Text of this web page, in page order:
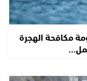
مكافحة الهجرة